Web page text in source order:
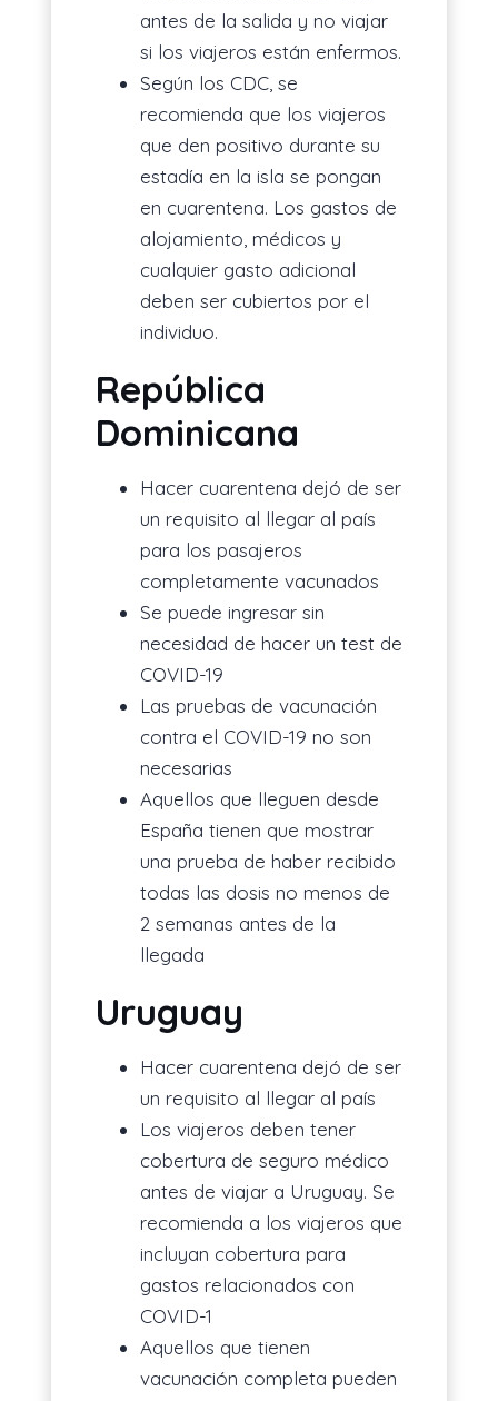
antes de la salida y no viajar
si los viajeros están enfermos.
Según los CDC, se
recomienda que los viajeros
que den positivo durante su
estadía en la isla se pongan
en cuarentena. Los gastos de
alojamiento, médicos y
cualquier gasto adicional
deben ser cubiertos por el
individuo.
República
Dominicana
Hacer cuarentena dejó de ser
un requisito al llegar al país
para los pasajeros
completamente vacunados
Se puede ingresar sin
necesidad de hacer un test de
COVID-19
Las pruebas de vacunación
contra el COVID-19 no son
necesarias
Aquellos que lleguen desde
España tienen que mostrar
una prueba de haber recibido
todas las dosis no menos de
2 semanas antes de la
llegada
Uruguay
Hacer cuarentena dejó de ser
un requisito al llegar al país
Los viajeros deben tener
cobertura de seguro médico
antes de viajar a Uruguay. Se
recomienda a los viajeros que
incluyan cobertura para
gastos relacionados con
COVID-1
Aquellos que tienen
vacunación completa pueden